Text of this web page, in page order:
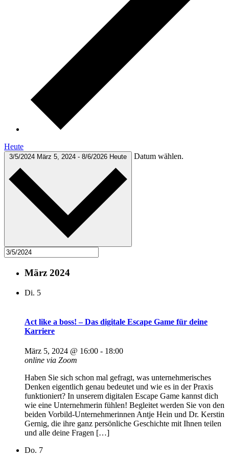
Heute
3/5/2024 März 5, 2024 - 8/6/2026 Heute Datum wählen.
März 2024
Di. 5
Act like a boss! – Das digitale Escape Game für deine
Karriere
März 5, 2024 @ 16:00 - 18:00
online via Zoom
Haben Sie sich schon mal gefragt, was unternehmerisches
Denken eigentlich genau bedeutet und wie es in der Praxis
funktioniert? In unserem digitalen Escape Game kannst dich
wie eine Unternehmerin fühlen! Begleitet werden Sie von den
beiden Vorbild-Unternehmerinnen Antje Hein und Dr. Kerstin
Gernig, die ihre ganz persönliche Geschichte mit Ihnen teilen
und alle deine Fragen […]
Do. 7